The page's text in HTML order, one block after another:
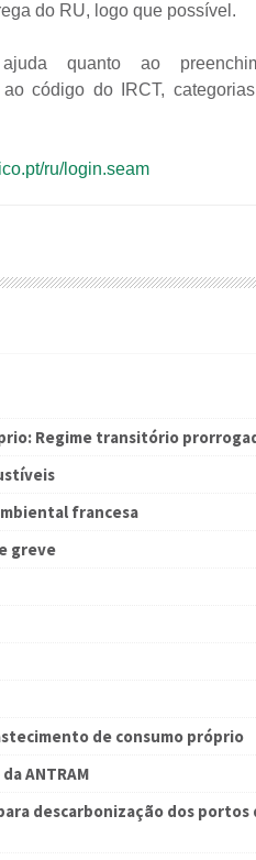
do RU, logo que possível.
quanto ao
código do IRCT,
ru/login.seam
Regime transitório
francesa
greve
de consumo próprio
ANTRAM
descarbonização dos portos